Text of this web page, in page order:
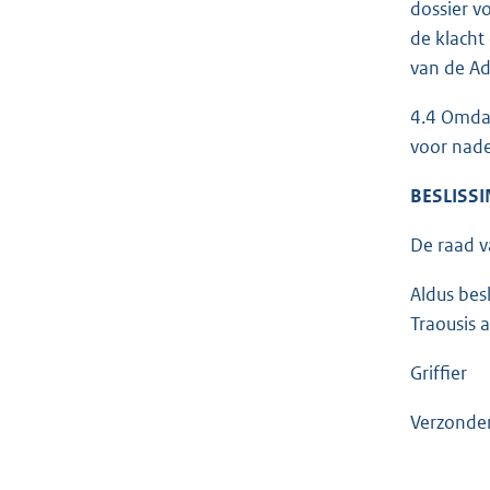
dossier
de
van de
4.4
voor
De raad
Aldus
Traousis